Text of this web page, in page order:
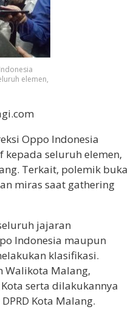
elemen,
Oppo Indonesia
kepada seluruh elemen,
Terkait, polemik buka
miras saat gathering
jajaran
Indonesia maupun
klasifikasi.
Walikota Malang,
serta dilakukannya
Kota Malang.